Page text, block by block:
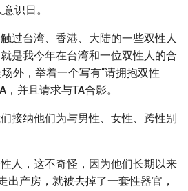
识日。
过台湾、香港、大陆的一些双性人
是我今年在台湾和一位双性人的合
外，举着一个写有“请拥抱双性
并且请求与TA合影。
接纳他们为与男性、女性、跨性别
人，这不奇怪，因为他们长期以来
出产房，就被去掉了一套性器官，